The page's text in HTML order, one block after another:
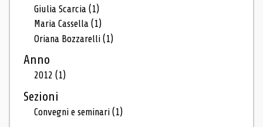
Giulia Scarcia(1)
Maria Cassella(1)
Oriana Bozzarelli(1)
Anno
2012(1)
Sezioni
Convegni e seminari(1)